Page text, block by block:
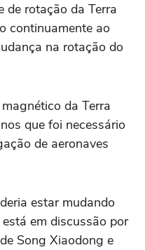
de rotação da Terra
continuamente ao
na rotação do
da Terra
que foi necessário
de aeronaves
estar mudando
em discussão por
Song Xiaodong e